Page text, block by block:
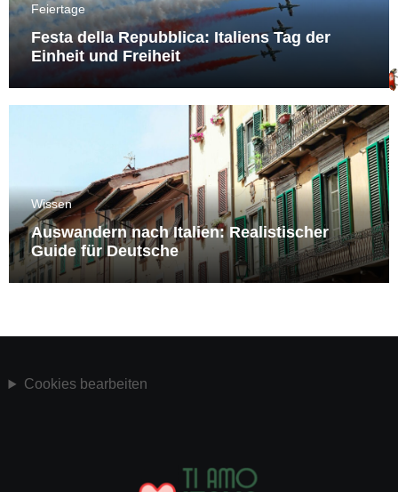
Feiertage
Festa della Repubblica: Italiens Tag der
Einheit und Freiheit
Wissen
Auswandern nach Italien: Realistischer
Guide für Deutsche
Cookies bearbeiten